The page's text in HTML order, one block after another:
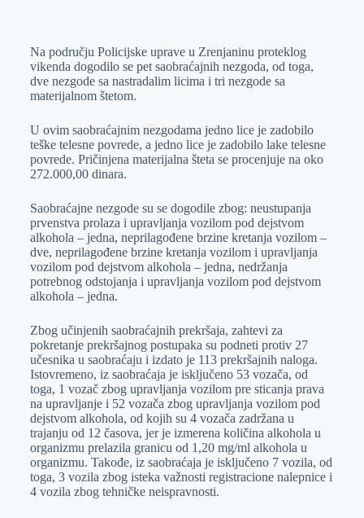
e
r
I
n
s
A
p
p
a
i
l
Na području Policijske uprave u Zrenjaninu proteklog
vikenda dogodilo se pet saobraćajnih nezgoda, od toga,
dve nezgode sa nastradalim licima i tri nezgode sa
materijalnom štetom.
U ovim saobraćajnim nezgodama jedno lice je zadobilo
teške telesne povrede, a jedno lice je zadobilo lake telesne
povrede. Pričinjena materijalna šteta se procenjuje na oko
272.000,00 dinara.
Saobraćajne nezgode su se dogodile zbog: neustupanja
prvenstva prolaza i upravljanja vozilom pod dejstvom
alkohola – jedna, neprilagođene brzine kretanja vozilom –
dve, neprilagođene brzine kretanja vozilom i upravljanja
vozilom pod dejstvom alkohola – jedna, nedržanja
potrebnog odstojanja i upravljanja vozilom pod dejstvom
alkohola – jedna.
Zbog učinjenih saobraćajnih prekršaja, zahtevi za
pokretanje prekršajnog postupaka su podneti protiv 27
učesnika u saobraćaju i izdato je 113 prekršajnih naloga.
Istovremeno, iz saobraćaja je isključeno 53 vozača, od
toga, 1 vozač zbog upravljanja vozilom pre sticanja prava
na upravljanje i 52 vozača zbog upravljanja vozilom pod
dejstvom alkohola, od kojih su 4 vozača zadržana u
trajanju od 12 časova, jer je izmerena količina alkohola u
organizmu prelazila granicu od 1,20 mg/ml alkohola u
organizmu. Takođe, iz saobraćaja je isključeno 7 vozila, od
toga, 3 vozila zbog isteka važnosti registracione nalepnice i
4 vozila zbog tehničke neispravnosti.